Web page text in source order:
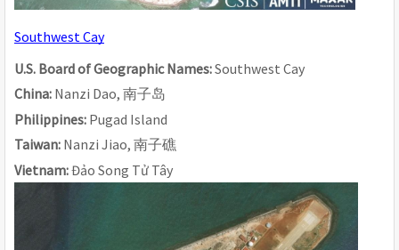
Southwest Cay
U.S. Board of Geographic Names: Southwest Cay
China: Nanzi Dao, 南子岛
Philippines: Pugad Island
Taiwan: Nanzi Jiao, 南子礁
Vietnam: Đảo Song Tử Tây